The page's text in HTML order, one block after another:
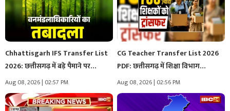
Chhattisgarh IFS Transfer List
2026: छत्तीसगढ़ में बड़े पैमाने पर…
Aug 08, 2026 | 02:57 PM
CG Teacher Transfer List 2026
PDF: छत्तीसगढ़ में शिक्षा विभाग…
Aug 08, 2026 | 02:56 PM